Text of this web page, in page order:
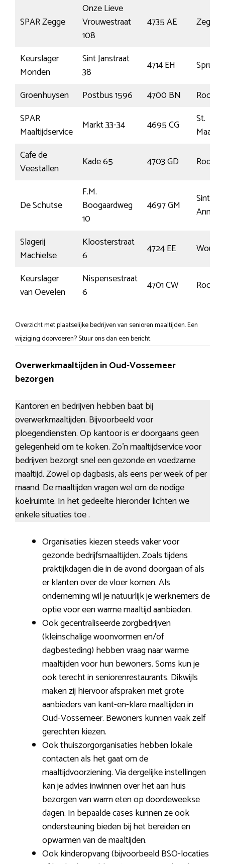
SPAR Zegge
Onze Lieve
Vrouwestraat
108
4735 AE Zegge
Keurslager
Monden
Sint Janstraat
38
4714 EH
Groenhuysen
Postbus 1596 4700 BN
SPAR
Maaltijdservice
Markt 33-34 4695 CG
St.
Cafe de
Veestallen
Kade 65 4703 GD
De Schutse
F.M.
Boogaardweg
10
4697 GM
Sint
Slagerij
Machielse
Kloosterstraat
6
4724 EE
Wouw
Keurslager
van Oevelen
Nispensestraat
6
4701 CW
Overzicht met plaatselijke bedrijven van senioren maaltijden. Een
wijziging doorvoeren? Stuur ons dan een bericht.
Overwerkmaaltijden in Oud-Vossemeer
bezorgen
Kantoren en bedrijven hebben baat bij
overwerkmaaltijden. Bijvoorbeeld voor
ploegendiensten. Op kantoor is er doorgaans geen
gelegenheid om te koken. Zo’n maaltijdservice voor
bedrijven bezorgt snel een gezonde en voedzame
maaltijd. Zowel op dagbasis, als eens per week of per
maand. De maaltijden vragen wel om de nodige
koelruimte. In het gedeelte hieronder lichten we
enkele situaties toe .
Organisaties kiezen steeds vaker voor
gezonde bedrijfsmaaltijden. Zoals tijdens
praktijkdagen die in de avond doorgaan of als
er klanten over de vloer komen. Als
onderneming wil je natuurlijk je werknemers de
optie voor een warme maaltijd aanbieden.
Ook gecentraliseerde zorgbedrijven
(kleinschalige woonvormen en/of
dagbesteding) hebben vraag naar warme
maaltijden voor hun bewoners. Soms kun je
ook terecht in seniorenrestaurants. Dikwijls
maken zij hiervoor afspraken met grote
aanbieders van kant-en-klare maaltijden in
Oud-Vossemeer. Bewoners kunnen vaak zelf
gerechten kiezen.
Ook thuiszorgorganisaties hebben lokale
contacten als het gaat om de
maaltijdvoorziening. Via dergelijke instellingen
kan je advies inwinnen over het aan huis
bezorgen van warm eten op doordeweekse
dagen. In bepaalde cases kunnen ze ook
ondersteuning bieden bij het bereiden en
opwarmen van de maaltijden.
Ook kinderopvang (bijvoorbeeld BSO-locaties